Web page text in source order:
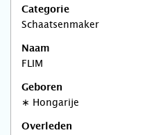
Categorie
Schaatsenmaker
Naam
FLIM
Geboren
∗ Hongarije
Overleden